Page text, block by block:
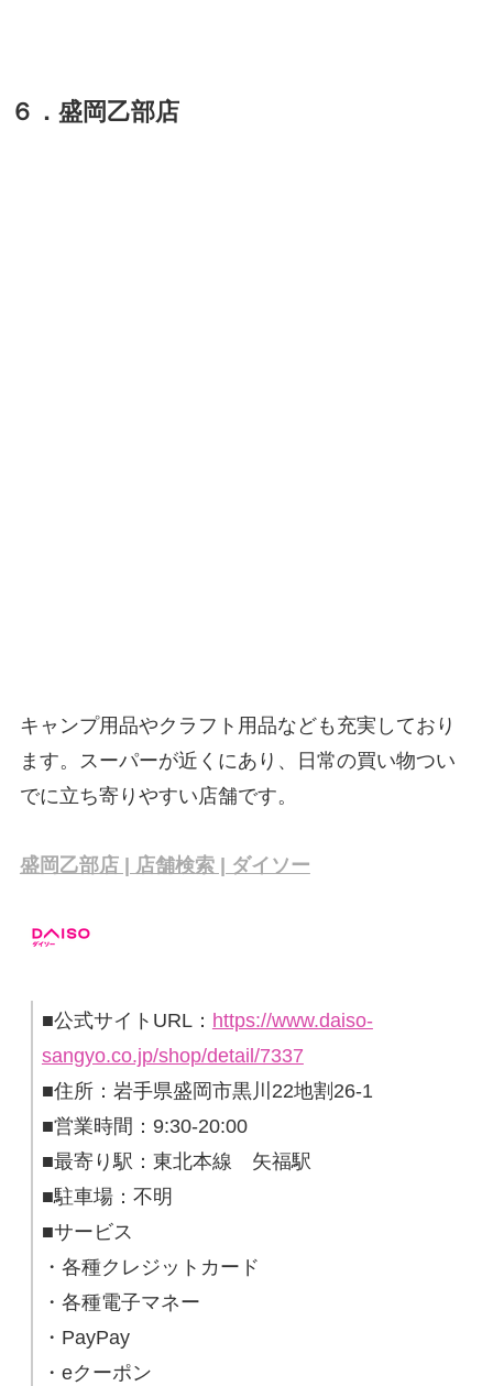
６．盛岡乙部店
キャンプ用品やクラフト用品なども充実しており
ます。スーパーが近くにあり、日常の買い物つい
でに立ち寄りやすい店舗です。
盛岡乙部店 | 店舗検索 | ダイソー
■公式サイトURL： https://www.daiso-
sangyo.co.jp/shop/detail/7337
■住所：岩手県盛岡市黒川22地割26-1
■営業時間：9:30-20:00
■最寄り駅：東北本線 矢福駅
■駐車場：不明
■サービス
・各種クレジットカード
・各種電子マネー
・PayPay
・eクーポン